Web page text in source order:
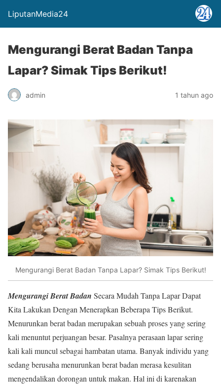
LiputanMedia24
Mengurangi Berat Badan Tanpa
Lapar? Simak Tips Berikut!
admin 1 tahun ago
Mengurangi Berat Badan Tanpa Lapar? Simak Tips Berikut!
Mengurangi Berat Badan Secara Mudah Tanpa Lapar Dapat
Kita Lakukan Dengan Menerapkan Beberapa Tips Berikut.
Menurunkan berat badan merupakan sebuah proses yang sering
kali menuntut perjuangan besar. Pasalnya perasaan lapar sering
kali kali muncul sebagai hambatan utama. Banyak individu yang
sedang berusaha menurunkan berat badan merasa kesulitan
mengendalikan dorongan untuk makan. Hal ini di karenakan